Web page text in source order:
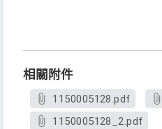
相關附件
1150005128.pdf
1150005128_2.pdf